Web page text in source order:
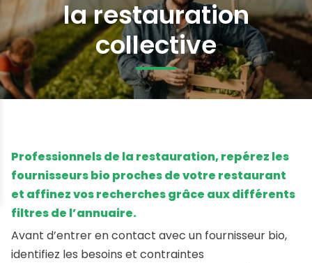
la restauration
collective
Professionnels de la restauration, repérez les
fournisseurs bio proches de votre restaurant
et affinez vos recherches grâce aux différents
filtres de l’annuaire.
Avant d’entrer en contact avec un fournisseur bio,
identifiez les besoins et contraintes